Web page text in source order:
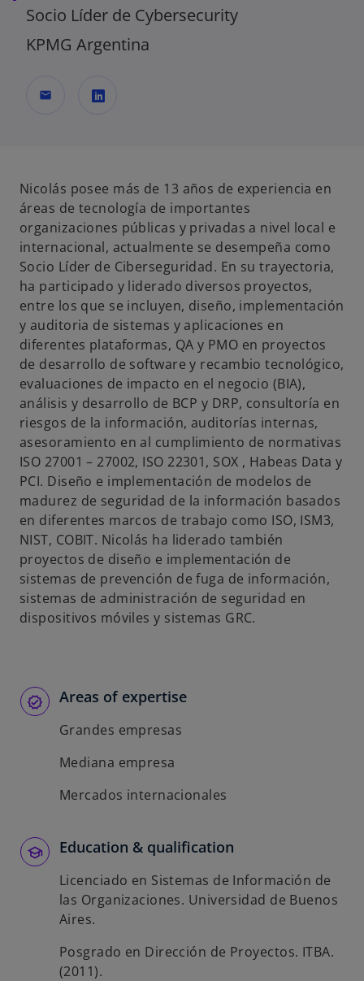
Socio Líder de Cybersecurity
KPMG Argentina
mail
b
r
e
e
n
u
n
a
p
e
s
t
a
ñ
a
n
u
e
v
a
Nicolás posee más de 13 años de experiencia en
áreas de tecnología de importantes
organizaciones públicas y privadas a nivel local e
internacional, actualmente se desempeña como
Socio Líder de Ciberseguridad. En su trayectoria,
ha participado y liderado diversos proyectos,
entre los que se incluyen, diseño, implementación
y auditoria de sistemas y aplicaciones en
diferentes plataformas, QA y PMO en proyectos
de desarrollo de software y recambio tecnológico,
evaluaciones de impacto en el negocio (BIA),
análisis y desarrollo de BCP y DRP, consultoría en
riesgos de la información, auditorías internas,
asesoramiento en al cumplimiento de normativas
ISO 27001 – 27002, ISO 22301, SOX , Habeas Data y
PCI. Diseño e implementación de modelos de
madurez de seguridad de la información basados
en diferentes marcos de trabajo como ISO, ISM3,
NIST, COBIT. Nicolás ha liderado también
proyectos de diseño e implementación de
sistemas de prevención de fuga de información,
sistemas de administración de seguridad en
dispositivos móviles y sistemas GRC.
Areas of expertise
Grandes empresas
Mediana empresa
Mercados internacionales
Education & qualification
Licenciado en Sistemas de Información de
las Organizaciones. Universidad de Buenos
Aires.
Posgrado en Dirección de Proyectos. ITBA.
(2011).